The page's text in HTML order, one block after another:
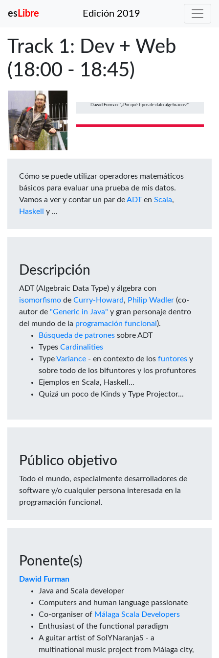
es Libre Edición 2019
Track 1: Dev + Web
(18:00 - 18:45)
Dawid Furman: "¿Por qué tipos de dato algebraicos?"
Cómo se puede utilizar operadores matemáticos
básicos para evaluar una prueba de mis datos.
Vamos a ver y contar un par deADTen Scala,
Haskell
y ...
Descripción
ADT (Algebraic Data Type) y álgebra con
isomorfismo de Curry-Howard, Philip Wadler (co-
autor de "Generic in Java" y gran personaje dentro
del mundo de la programación funcional ).
Búsqueda de patrones sobre ADT
Types Cardinalities
TypeVariance - en contexto de los funtores y
sobre todo de los bifuntores y los profuntores
Ejemplos en Scala, Haskell...
Quizá un poco de Kinds y Type Projector...
Público objetivo
Todo el mundo, especialmente desarrolladores de
software y/o cualquier persona interesada en la
programación funcional.
Ponente(s)
Dawid Furman
Java and Scala developer
Computers and human language passionate
Co-organiser of Málaga Scala Developers
Enthusiast of the functional paradigm
A guitar artist of SolYNaranjaS - a
multinational music project from Málaga city,